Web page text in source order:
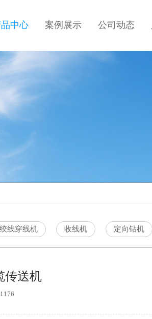
中心 案例展示 公司动态
线穿线机 收线机 定向钻机
传送机
1176